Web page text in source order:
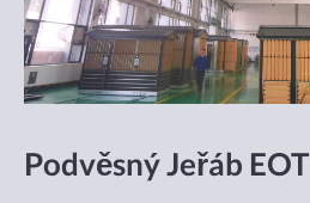
Podvěsný Jeřáb EOT